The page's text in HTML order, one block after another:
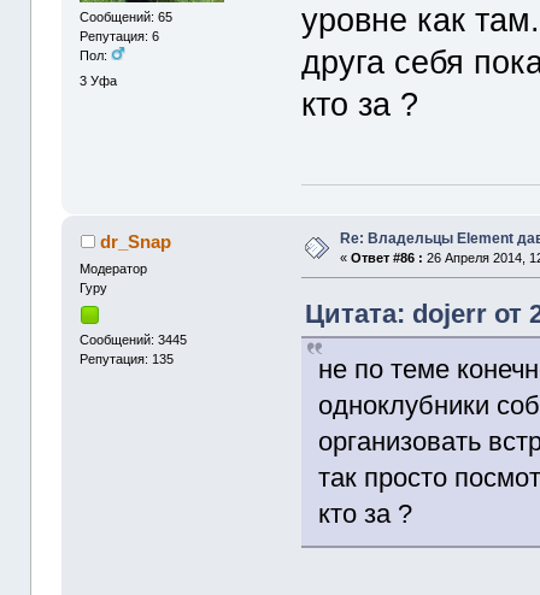
Сообщений: 65
Репутация: 6
Пол:
3 Уфа
уровне как
друга себя
кто за ?
dr_Snap
Модератор
Гуру
Сообщений: 3445
Репутация: 135
Re: Владельцы Element
«Ответ #86 : 26 Апреля 2014,
Цитата: dojerr от
не по теме
одноклубники
организовать
так просто
кто за ?